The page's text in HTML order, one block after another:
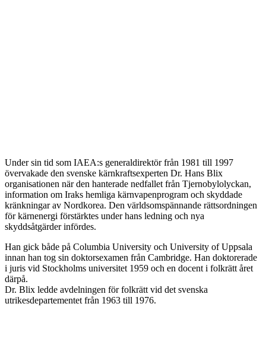
Under sin tid som IAEA:s generaldirektör från 1981 till 1997
övervakade den svenske kärnkraftsexperten Dr. Hans Blix
organisationen när den hanterade nedfallet från Tjernobylolyckan,
information om Iraks hemliga kärnvapenprogram och skyddade
kränkningar av Nordkorea. Den världsomspännande rättsordningen
för kärnenergi förstärktes under hans ledning och nya
skyddsåtgärder infördes.
Han gick både på Columbia University och University of Uppsala
innan han tog sin doktorsexamen från Cambridge. Han doktorerade
i juris vid Stockholms universitet 1959 och en docent i folkrätt året
därpå.
Dr. Blix ledde avdelningen för folkrätt vid det svenska
utrikesdepartementet från 1963 till 1976.